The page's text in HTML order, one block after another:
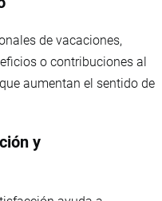
de vacaciones,
o contribuciones al
aumentan el sentido de
y